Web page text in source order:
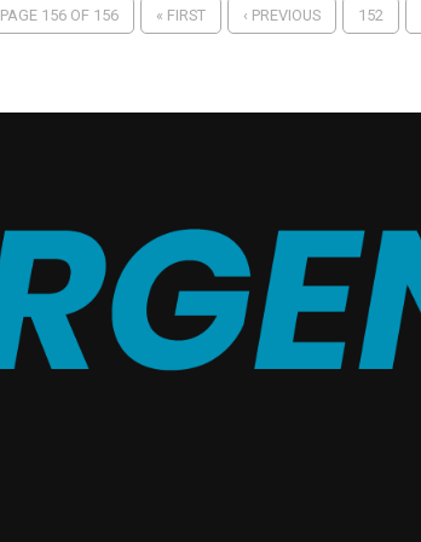
PAGE 156 OF 156 « FIRST ‹ PREVIOUS 152